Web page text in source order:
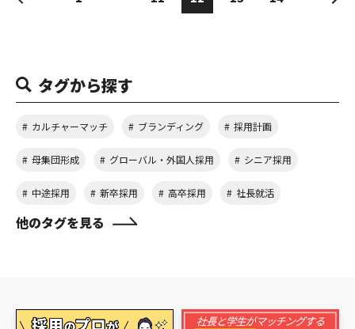
タグから探す
カルチャーマッチ ブランディング 採用計画
母集団形成 グローバル・外国人採用 シニア採用
中途採用 新卒採用 高卒採用 社長就活
他のタグを見る